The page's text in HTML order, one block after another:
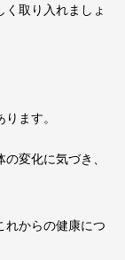
取り入れましょ
ます。
変化に気づき、
れからの健康につ